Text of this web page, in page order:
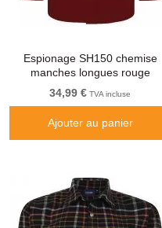
Espionage SH150 chemise
manches longues rouge
bordeaux
34,99 € TVA incluse
Ajouter au panier